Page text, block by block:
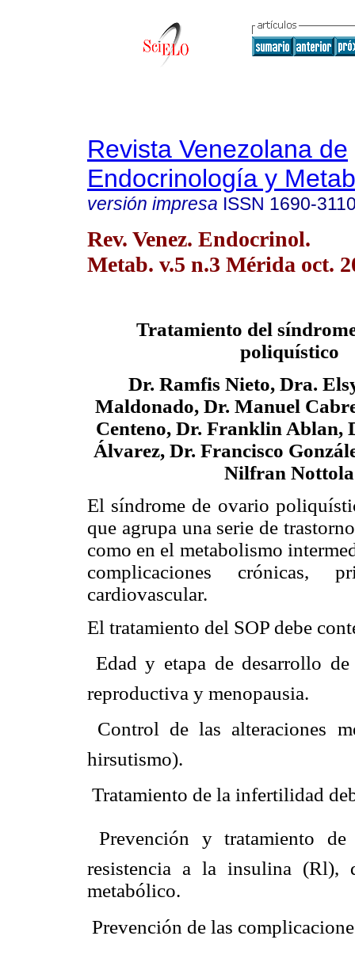
Revista Venezolana de
Endocrinología y
versión impresa ISSN 1690-
Rev. Venez. Endocrinol.
Metab. v.5 n.3 Mérida oct.
Tratamiento del
poliquístico
Dr. Ramfis Nieto, Dra.
Maldonado, Dr. Manuel
Centeno, Dr. Franklin Ablan,
Álvarez, Dr. Francisco
Nilfran Nottola
El síndrome de ovario
que agrupa una serie de
como en el metabolismo
complicaciones crónicas,
cardiovascular.
El tratamiento del SOP debe
 Edad y etapa de desarrollo
reproductiva y menopausia.
 Control de las alteraciones
hirsutismo).
 Tratamiento de la infertilidad
 Prevención y tratamiento
resistencia a la insulina (Rl),
metabólico.
 Prevención de las